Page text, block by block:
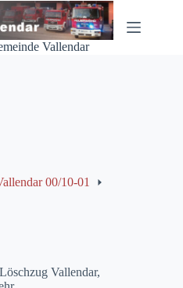
Vallendar
00/10-01
Löschzug Vallendar,